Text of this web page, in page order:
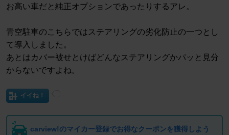
お高い車だと純正オプションであったりするアレ。
青空駐車のこちらではステアリングの劣化防止の一つとし
て導入しました。
あとはカバー被せとけばどんなステアリングかパッと見分
からないですよね。
イイね！
carview!のマイカー登録でお得なクーポンを獲得しよう